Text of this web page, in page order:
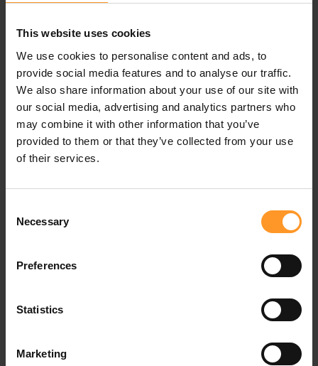
This website uses cookies
We use cookies to personalise content and ads, to
provide social media features and to analyse our traffic.
We also share information about your use of our site with
our social media, advertising and analytics partners who
may combine it with other information that you’ve
provided to them or that they’ve collected from your use
of their services.
Selection
Necessary
Preferences
Statistics
Marketing
Prenezrendez-vousdès maintenant pour nous
rencontrer.
Succès clients
migration et transformation à gran...